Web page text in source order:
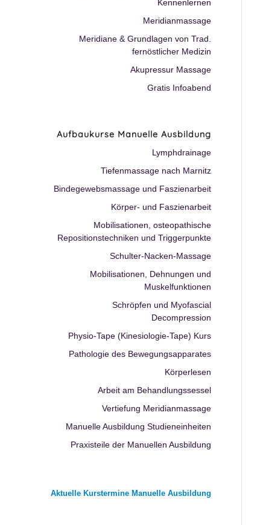
Kennenlernen
Meridianmassage
Meridiane & Grundlagen von Trad.
fernöstlicher Medizin
Akupressur Massage
Gratis Infoabend
Aufbaukurse Manuelle Ausbildung
Lymphdrainage
Tiefenmassage nach Marnitz
Bindegewebsmassage und Faszienarbeit
Körper- und Faszienarbeit
Mobilisationen, osteopathische
Repositionstechniken und Triggerpunkte
Schulter-Nacken-Massage
Mobilisationen, Dehnungen und
Muskelfunktionen
Schröpfen und Myofascial
Decompression
Physio-Tape (Kinesiologie-Tape) Kurs
Pathologie des Bewegungsapparates
Körperlesen
Arbeit am Behandlungssessel
Vertiefung Meridianmassage
Manuelle Ausbildung Studieneinheiten
Praxisteile der Manuellen Ausbildung
Aktuelle Kurstermine Manuelle Ausbildung